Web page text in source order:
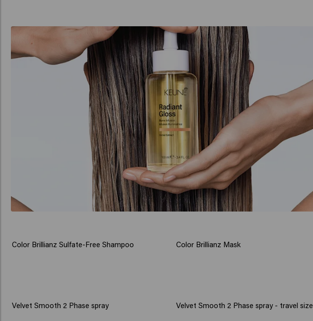
Color Brillianz Sulfate-Free Shampoo Color Brillianz Mask
Velvet Smooth 2 Phase spray Velvet Smooth 2 Phase spray - travel size